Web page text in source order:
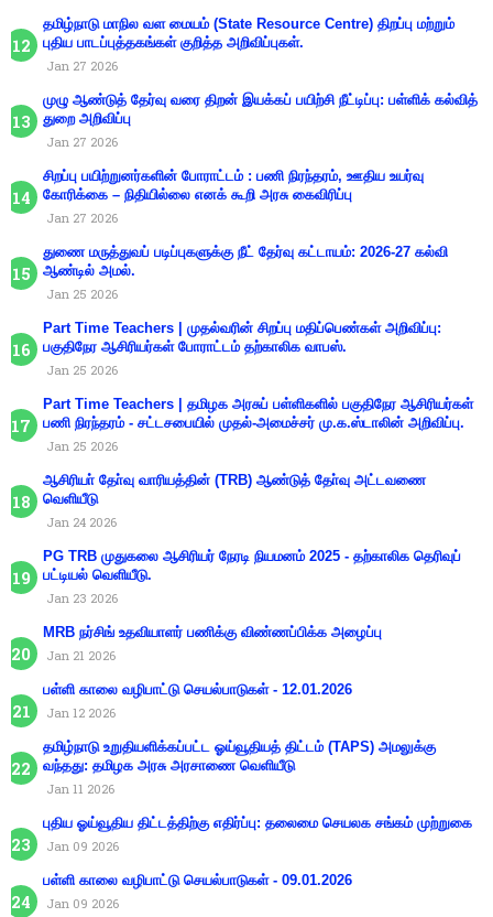
தமிழ்நாடு மாநில வள மையம் (State Resource Centre) திறப்பு மற்றும்
புதிய பாடப்புத்தகங்கள் குறித்த அறிவிப்புகள்.
Jan 27 2026
முழு ஆண்டுத் தேர்வு வரை திறன் இயக்கப் பயிற்சி நீட்டிப்பு: பள்ளிக் கல்வித்
துறை அறிவிப்பு
Jan 27 2026
சிறப்பு பயிற்றுனர்களின் போராட்டம் : பணி நிரந்தரம், ஊதிய உயர்வு
கோரிக்கை – நிதியில்லை எனக் கூறி அரசு கைவிரிப்பு
Jan 27 2026
துணை மருத்துவப் படிப்புகளுக்கு நீட் தேர்வு கட்டாயம்: 2026-27 கல்வி
ஆண்டில் அமல்.
Jan 25 2026
Part Time Teachers | முதல்வரின் சிறப்பு மதிப்பெண்கள் அறிவிப்பு:
பகுதிநேர ஆசிரியர்கள் போராட்டம் தற்காலிக வாபஸ்.
Jan 25 2026
Part Time Teachers | தமிழக அரசுப் பள்ளிகளில் பகுதிநேர ஆசிரியர்கள்
பணி நிரந்தரம் - சட்டசபையில் முதல்-அமைச்சர் மு.க.ஸ்டாலின் அறிவிப்பு.
Jan 25 2026
ஆசிரியா் தோ்வு வாரியத்தின் (TRB) ஆண்டுத் தோ்வு அட்டவணை
வெளியீடு
Jan 24 2026
PG TRB முதுகலை ஆசிரியர் நேரடி நியமனம் 2025 - தற்காலிக தெரிவுப்
பட்டியல் வெளியீடு.
Jan 23 2026
MRB நர்சிங் உதவியாளர் பணிக்கு விண்ணப்பிக்க அழைப்பு
Jan 21 2026
பள்ளி காலை வழிபாட்டு செயல்பாடுகள் - 12.01.2026
Jan 12 2026
தமிழ்நாடு உறுதியளிக்கப்பட்ட ஓய்வூதியத் திட்டம் (TAPS) அமலுக்கு
வந்தது: தமிழக அரசு அரசாணை வெளியீடு
Jan 11 2026
புதிய ஓய்வூதிய திட்டத்திற்கு எதிர்ப்பு: தலைமை செயலக சங்கம் முற்றுகை
Jan 09 2026
பள்ளி காலை வழிபாட்டு செயல்பாடுகள் - 09.01.2026
Jan 09 2026